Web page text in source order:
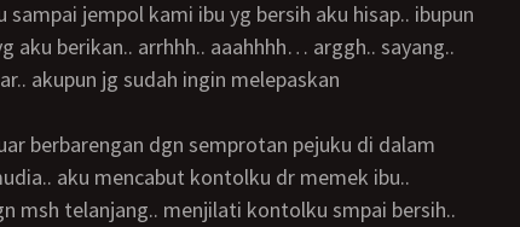
jempol kami ibu yg bersih aku hisap.. ibupun
aku berikan.. arrhhh.. aaahhhh… arggh.. sayang..
akupun jg sudah ingin melepaskan
aku mencabut kontolku dr memek ibu..
msh telanjang.. menjilati kontolku smpai bersih..